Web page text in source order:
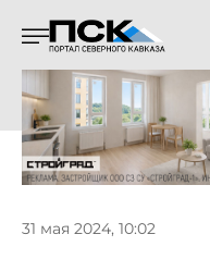
31 мая 2024, 10:02